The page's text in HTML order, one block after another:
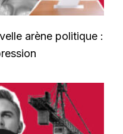
arène politique :